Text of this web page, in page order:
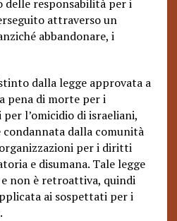
delle responsabilità per i
attraverso un
abbandonare, i
dalla legge approvata a
pena di morte per i
l’omicidio di israeliani,
dalla comunità
per i diritti
e disumana. Tale legge
non è retroattiva, quindi
ai sospettati per i